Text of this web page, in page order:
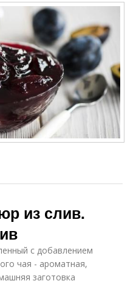
из слив.
с добавлением
чая - ароматная,
заготовка